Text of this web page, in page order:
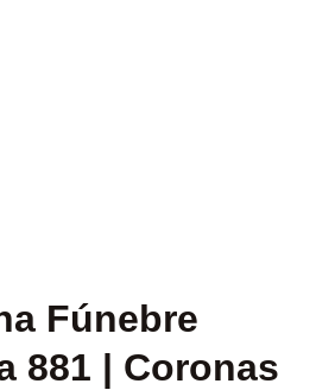
Fúnebre
881 | Coronas